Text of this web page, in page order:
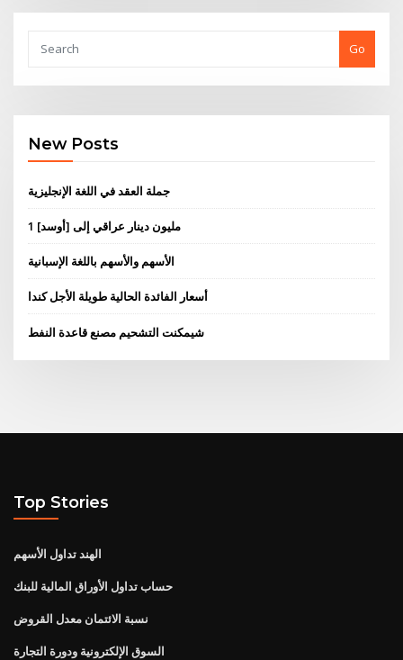
Go
New Posts
جملة العقد في اللغة الإنجليزية
1 مليون دينار عراقي إلى [أوسد]
الأسهم والأسهم باللغة الإسبانية
أسعار الفائدة الحالية طويلة الأجل كندا
شيمكنت التشحيم مصنع قاعدة النفط
Top Stories
الهند تداول الأسهم
حساب تداول الأوراق المالية للبنك
نسبة الائتمان معدل القروض
السوق الإلكترونية ودورة التجارة